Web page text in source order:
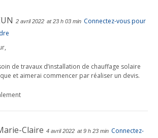
2 avril 2022 at 23 h 03 min Connectez-vous pour
de travaux d’installation de chauffage solaire
et aimerai commencer par réaliser un devis.
Claire 4 avril 2022 at 9 h 23 min Connectez-